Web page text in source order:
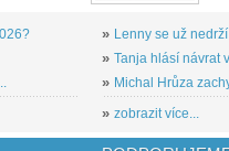
» Lenny se už
» Tanja hlásí návrat
» Michal Hrůza
» zobrazit více...